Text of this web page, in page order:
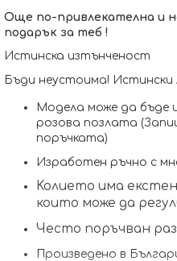
Още по-привлекателна и
подарък за теб !
Истинска изтънченост
Бъди неустоима! Истински
Модела може да бъде
розова позлата
поръчката)
Изработен ръчно с
Koлието има
които може да
Често поръчван
Произведено в